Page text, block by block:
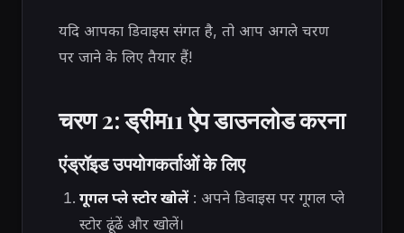
यदि आपका डिवाइस संगत है, तो आप अगले चरण
पर जाने के लिए तैयार हैं!
चरण 2: ड्रीम11 ऐप डाउनलोड करना
एंड्रॉइड उपयोगकर्ताओं के लिए
गूगल प्ले स्टोर खोलें: अपने डिवाइस पर गूगल प्ले
स्टोर ढूंढें और खोलें।